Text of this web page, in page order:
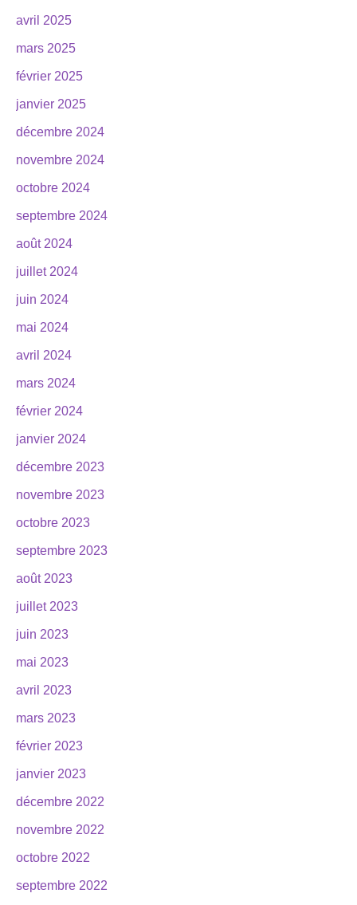
avril 2025
mars 2025
février 2025
janvier 2025
décembre 2024
novembre 2024
octobre 2024
septembre 2024
août 2024
juillet 2024
juin 2024
mai 2024
avril 2024
mars 2024
février 2024
janvier 2024
décembre 2023
novembre 2023
octobre 2023
septembre 2023
août 2023
juillet 2023
juin 2023
mai 2023
avril 2023
mars 2023
février 2023
janvier 2023
décembre 2022
novembre 2022
octobre 2022
septembre 2022